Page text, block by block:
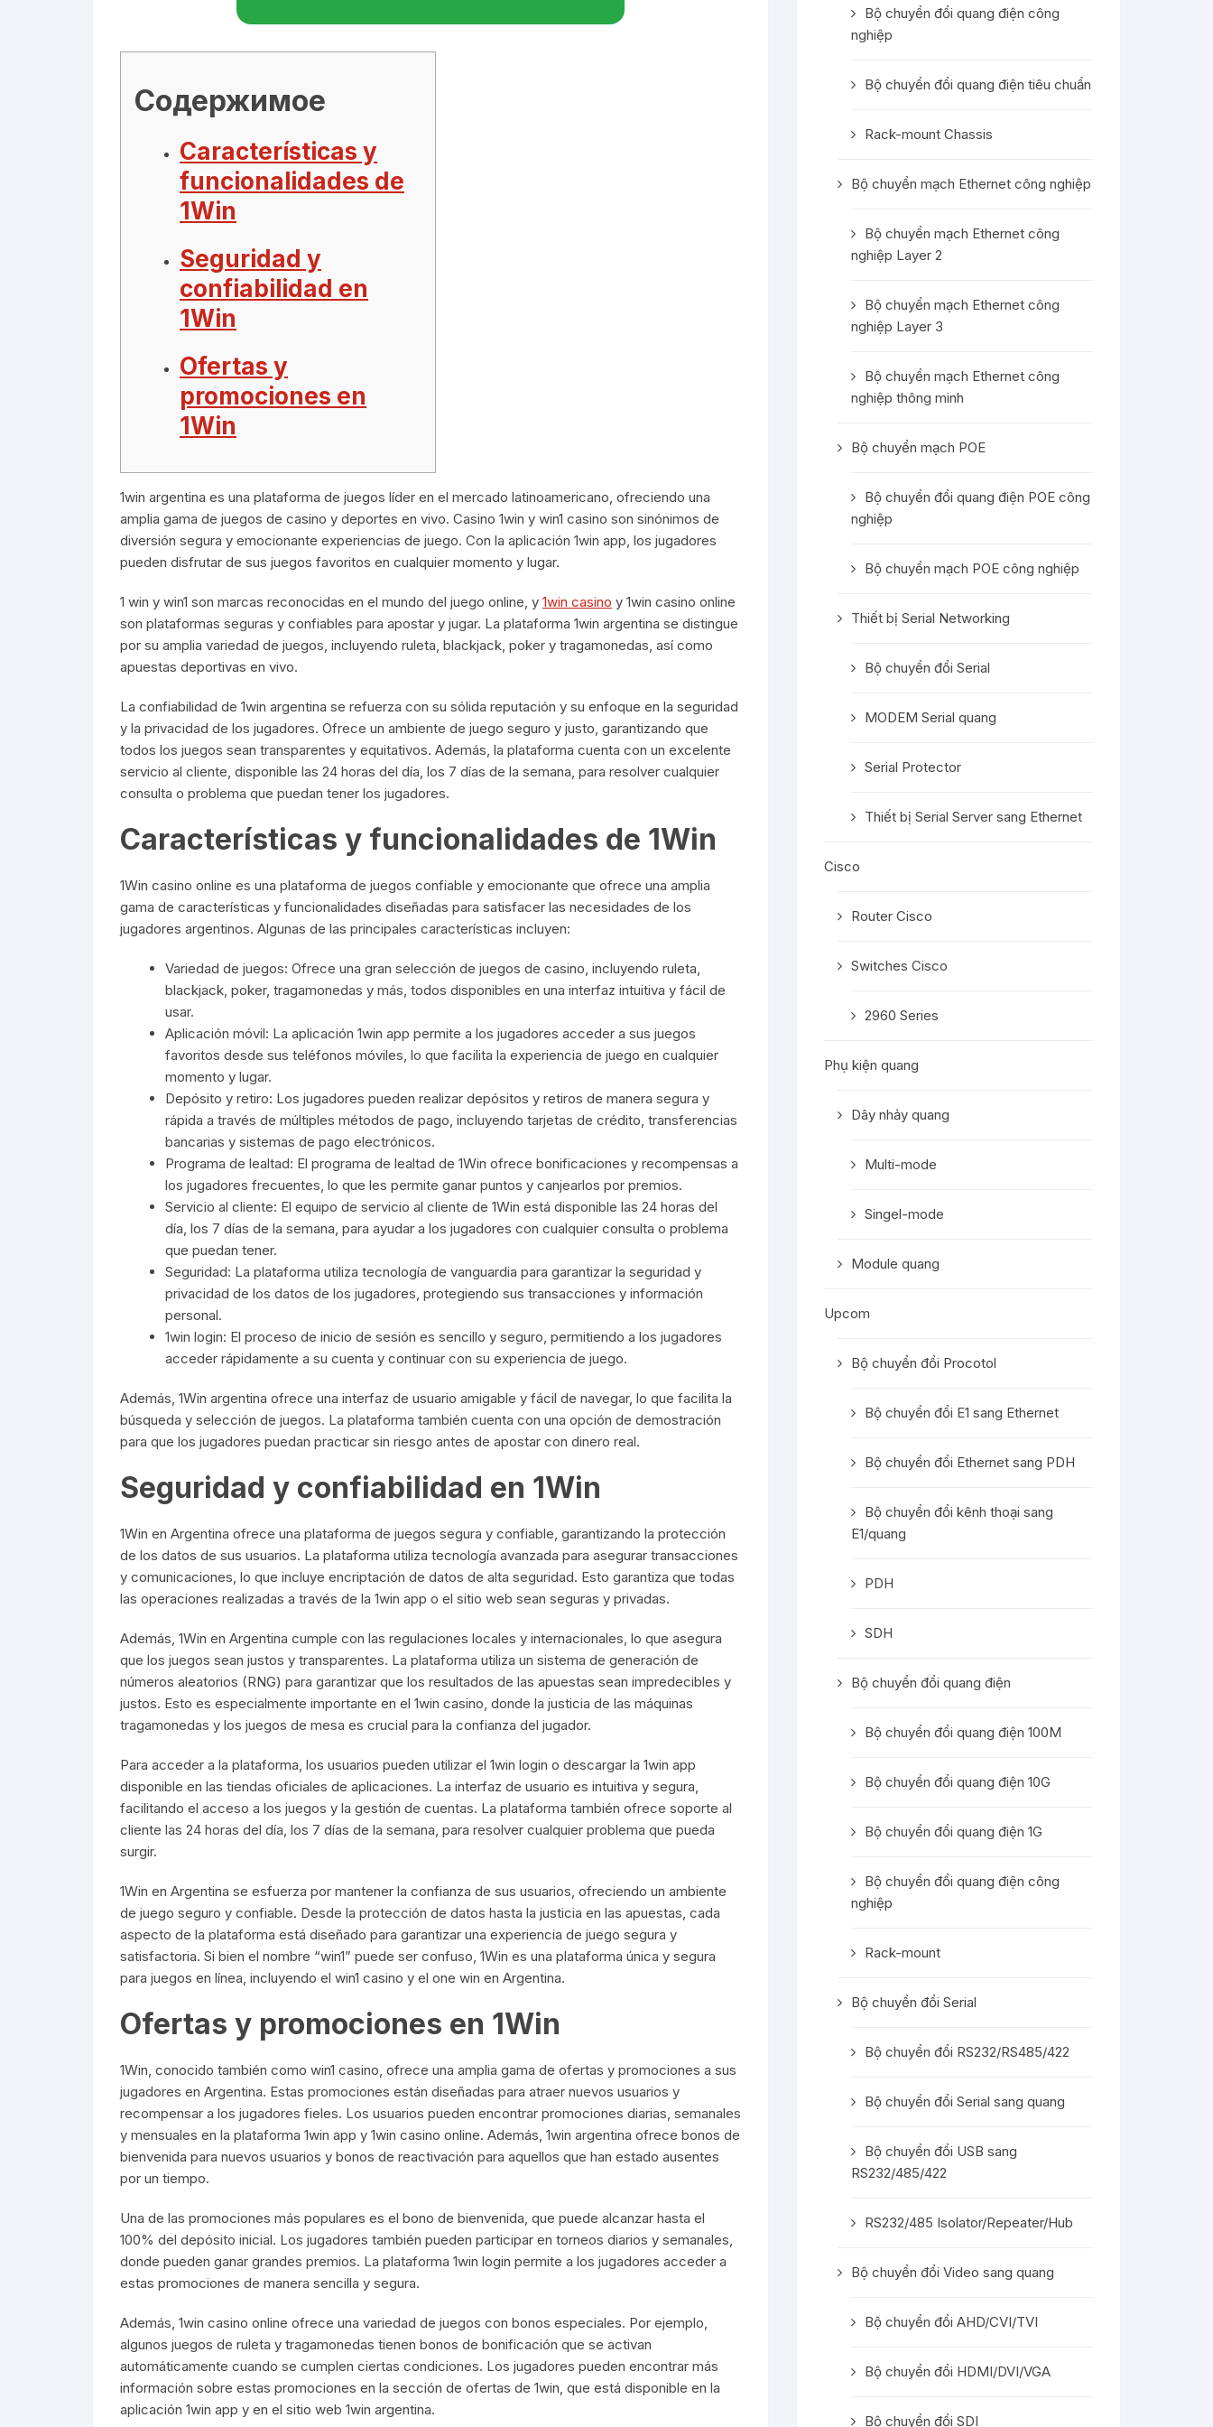
Содержимое
Características y
funcionalidades de
1Win
Seguridad y
confiabilidad en
1Win
Ofertas y
promociones en
1Win
1win argentina es una plataforma de juegos líder en el mercado latinoamericano, ofreciendo una
amplia gama de juegos de casino y deportes en vivo. Casino 1win y win1 casino son sinónimos de
diversión segura y emocionante experiencias de juego. Con la aplicación 1win app, los jugadores
pueden disfrutar de sus juegos favoritos en cualquier momento y lugar.
1 win y win1 son marcas reconocidas en el mundo del juego online, y 1win casino y 1win casino online
son plataformas seguras y confiables para apostar y jugar. La plataforma 1win argentina se distingue
por su amplia variedad de juegos, incluyendo ruleta, blackjack, poker y tragamonedas, así como
apuestas deportivas en vivo.
La confiabilidad de 1win argentina se refuerza con su sólida reputación y su enfoque en la seguridad
y la privacidad de los jugadores. Ofrece un ambiente de juego seguro y justo, garantizando que
todos los juegos sean transparentes y equitativos. Además, la plataforma cuenta con un excelente
servicio al cliente, disponible las 24 horas del día, los 7 días de la semana, para resolver cualquier
consulta o problema que puedan tener los jugadores.
Características y funcionalidades de 1Win
1Win casino online es una plataforma de juegos confiable y emocionante que ofrece una amplia
gama de características y funcionalidades diseñadas para satisfacer las necesidades de los
jugadores argentinos. Algunas de las principales características incluyen:
Variedad de juegos: Ofrece una gran selección de juegos de casino, incluyendo ruleta,
blackjack, poker, tragamonedas y más, todos disponibles en una interfaz intuitiva y fácil de
usar.
Aplicación móvil: La aplicación 1win app permite a los jugadores acceder a sus juegos
favoritos desde sus teléfonos móviles, lo que facilita la experiencia de juego en cualquier
momento y lugar.
Depósito y retiro: Los jugadores pueden realizar depósitos y retiros de manera segura y
rápida a través de múltiples métodos de pago, incluyendo tarjetas de crédito, transferencias
bancarias y sistemas de pago electrónicos.
Programa de lealtad: El programa de lealtad de 1Win ofrece bonificaciones y recompensas a
los jugadores frecuentes, lo que les permite ganar puntos y canjearlos por premios.
Servicio al cliente: El equipo de servicio al cliente de 1Win está disponible las 24 horas del
día, los 7 días de la semana, para ayudar a los jugadores con cualquier consulta o problema
que puedan tener.
Seguridad: La plataforma utiliza tecnología de vanguardia para garantizar la seguridad y
privacidad de los datos de los jugadores, protegiendo sus transacciones y información
personal.
1win login: El proceso de inicio de sesión es sencillo y seguro, permitiendo a los jugadores
acceder rápidamente a su cuenta y continuar con su experiencia de juego.
Además, 1Win argentina ofrece una interfaz de usuario amigable y fácil de navegar, lo que facilita la
búsqueda y selección de juegos. La plataforma también cuenta con una opción de demostración
para que los jugadores puedan practicar sin riesgo antes de apostar con dinero real.
Seguridad y confiabilidad en 1Win
1Win en Argentina ofrece una plataforma de juegos segura y confiable, garantizando la protección
de los datos de sus usuarios. La plataforma utiliza tecnología avanzada para asegurar transacciones
y comunicaciones, lo que incluye encriptación de datos de alta seguridad. Esto garantiza que todas
las operaciones realizadas a través de la 1win app o el sitio web sean seguras y privadas.
Además, 1Win en Argentina cumple con las regulaciones locales y internacionales, lo que asegura
que los juegos sean justos y transparentes. La plataforma utiliza un sistema de generación de
números aleatorios (RNG) para garantizar que los resultados de las apuestas sean impredecibles y
justos. Esto es especialmente importante en el 1win casino, donde la justicia de las máquinas
tragamonedas y los juegos de mesa es crucial para la confianza del jugador.
Para acceder a la plataforma, los usuarios pueden utilizar el 1win login o descargar la 1win app
disponible en las tiendas oficiales de aplicaciones. La interfaz de usuario es intuitiva y segura,
facilitando el acceso a los juegos y la gestión de cuentas. La plataforma también ofrece soporte al
cliente las 24 horas del día, los 7 días de la semana, para resolver cualquier problema que pueda
surgir.
1Win en Argentina se esfuerza por mantener la confianza de sus usuarios, ofreciendo un ambiente
de juego seguro y confiable. Desde la protección de datos hasta la justicia en las apuestas, cada
aspecto de la plataforma está diseñado para garantizar una experiencia de juego segura y
satisfactoria. Si bien el nombre “win1” puede ser confuso, 1Win es una plataforma única y segura
para juegos en línea, incluyendo el win1 casino y el one win en Argentina.
Ofertas y promociones en 1Win
1Win, conocido también como win1 casino, ofrece una amplia gama de ofertas y promociones a sus
jugadores en Argentina. Estas promociones están diseñadas para atraer nuevos usuarios y
recompensar a los jugadores fieles. Los usuarios pueden encontrar promociones diarias, semanales
y mensuales en la plataforma 1win app y 1win casino online. Además, 1win argentina ofrece bonos de
bienvenida para nuevos usuarios y bonos de reactivación para aquellos que han estado ausentes
por un tiempo.
Una de las promociones más populares es el bono de bienvenida, que puede alcanzar hasta el
100% del depósito inicial. Los jugadores también pueden participar en torneos diarios y semanales,
donde pueden ganar grandes premios. La plataforma 1win login permite a los jugadores acceder a
estas promociones de manera sencilla y segura.
Además, 1win casino online ofrece una variedad de juegos con bonos especiales. Por ejemplo,
algunos juegos de ruleta y tragamonedas tienen bonos de bonificación que se activan
automáticamente cuando se cumplen ciertas condiciones. Los jugadores pueden encontrar más
información sobre estas promociones en la sección de ofertas de 1win, que está disponible en la
aplicación 1win app y en el sitio web 1win argentina.
Bộ chuyển đổi quang điện công
nghiệp
Bộ chuyển đổi quang điện tiêu chuẩn
Rack-mount Chassis
Bộ chuyển mạch Ethernet công nghiệp
Bộ chuyển mạch Ethernet công
nghiệp Layer 2
Bộ chuyển mạch Ethernet công
nghiệp Layer 3
Bộ chuyển mạch Ethernet công
nghiệp thông minh
Bộ chuyển mạch POE
Bộ chuyển đổi quang điện POE công
nghiệp
Bộ chuyển mạch POE công nghiệp
Thiết bị Serial Networking
Bộ chuyển đổi Serial
MODEM Serial quang
Serial Protector
Thiết bị Serial Server sang Ethernet
Cisco
Router Cisco
Switches Cisco
2960 Series
Phụ kiện quang
Dây nhảy quang
Multi-mode
Singel-mode
Module quang
Upcom
Bộ chuyển đổi Procotol
Bộ chuyển đổi E1 sang Ethernet
Bộ chuyển đổi Ethernet sang PDH
Bộ chuyển đổi kênh thoại sang
E1/quang
PDH
SDH
Bộ chuyển đổi quang điện
Bộ chuyển đổi quang điện 100M
Bộ chuyển đổi quang điện 10G
Bộ chuyển đổi quang điện 1G
Bộ chuyển đổi quang điện công
nghiệp
Rack-mount
Bộ chuyển đổi Serial
Bộ chuyển đổi RS232/RS485/422
Bộ chuyển đổi Serial sang quang
Bộ chuyển đổi USB sang
RS232/485/422
RS232/485 Isolator/Repeater/Hub
Bộ chuyển đổi Video sang quang
Bộ chuyển đổi AHD/CVI/TVI
Bộ chuyển đổi HDMI/DVI/VGA
Bộ chuyển đổi SDI